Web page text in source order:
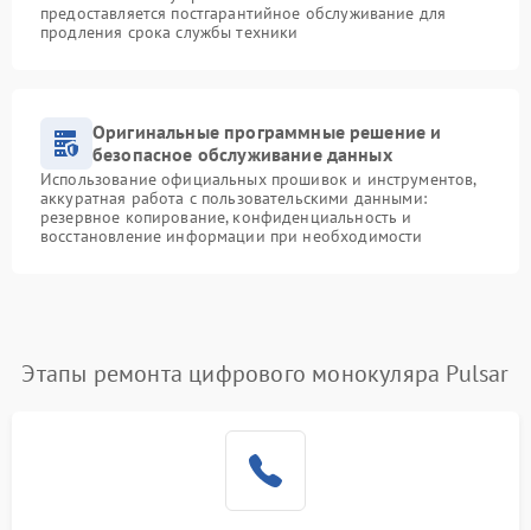
предоставляется постгарантийное обслуживание для
продления срока службы техники
Оригинальные программные решение и
безопасное обслуживание данных
Использование официальных прошивок и инструментов,
аккуратная работа с пользовательскими данными:
резервное копирование, конфиденциальность и
восстановление информации при необходимости
Этапы ремонта цифрового монокуляра Pulsar